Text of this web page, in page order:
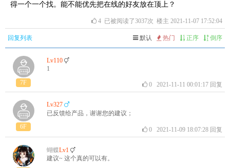
得一个一个找。能不能优先把在线的好友放在顶上？
4 已被阅读了3037次 楼主 2021-11-07 17:52:04
回复列表 默认 热门 正序 倒序
7F
Lv110
1
02021-11-11 00:01:17 回复
6F
Lv327
已反馈给产品，谢谢您的建议；
02021-11-09 18:07:28 回复
蝴蝶Lv1
建议~ 这个真的可以有。